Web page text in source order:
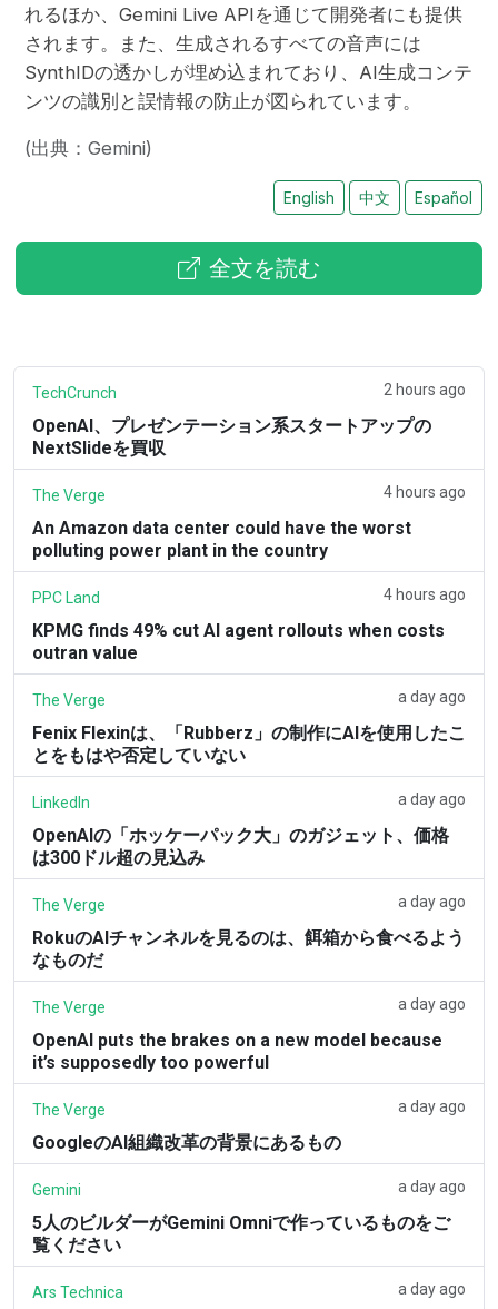
れるほか、Gemini Live APIを通じて開発者にも提供
されます。また、生成されるすべての音声には
SynthIDの透かしが埋め込まれており、AI生成コンテ
ンツの識別と誤情報の防止が図られています。
(出典：Gemini)
English 中文 Español
全文を読む
TechCrunch 2 hours ago
OpenAI、プレゼンテーション系スタートアップの
NextSlideを買収
The Verge 4 hours ago
An Amazon data center could have the worst
polluting power plant in the country
PPC Land 4 hours ago
KPMG finds 49% cut AI agent rollouts when costs
outran value
The Verge a day ago
Fenix Flexinは、「Rubberz」の制作にAIを使用したこ
とをもはや否定していない
LinkedIn a day ago
OpenAIの「ホッケーパック大」のガジェット、価格
は300ドル超の見込み
The Verge a day ago
RokuのAIチャンネルを見るのは、餌箱から食べるよう
なものだ
The Verge a day ago
OpenAI puts the brakes on a new model because
it’s supposedly too powerful
The Verge a day ago
GoogleのAI組織改革の背景にあるもの
Gemini a day ago
5人のビルダーがGemini Omniで作っているものをご
覧ください
Ars Technica a day ago